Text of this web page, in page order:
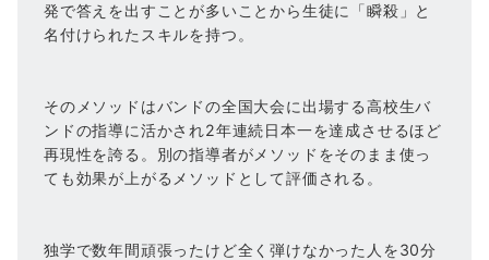
発で答えを出すことが多いことから生徒に「瞬殺」と
名付けられたスキルを持つ。
そのメソッドはバンドの全国大会に出場する高校生バ
ンドの指導に活かされ2年連続日本一を達成させるほど
再現性を誇る。別の指導者がメソッドをそのまま使っ
ても効果が上がるメソッドとして評価される。
独学で数年間頑張ったけど全く弾けなかった人を30分